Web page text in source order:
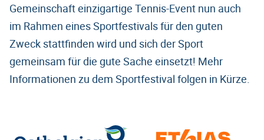
Gemeinschaft einzigartige Tennis-Event nun auch
im Rahmen eines Sportfestivals für den guten
Zweck stattfinden wird und sich der Sport
gemeinsam für die gute Sache einsetzt! Mehr
Informationen zu dem Sportfestival folgen in Kürze.